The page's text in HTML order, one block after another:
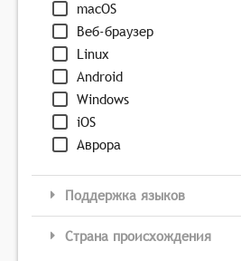
macOS
Веб-браузер
Linux
Android
Windows
iOS
Аврора
Поддержка языков
Страна происхождения